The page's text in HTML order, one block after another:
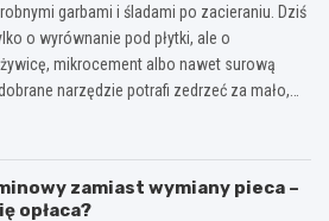
garbami i śladami po zacieraniu. Dziś
o wyrównanie pod płytki, ale o
mikrocement albo nawet surową
narzędzie potrafi zedrzeć za mało,…
zamiast wymiany pieca –
opłaca?